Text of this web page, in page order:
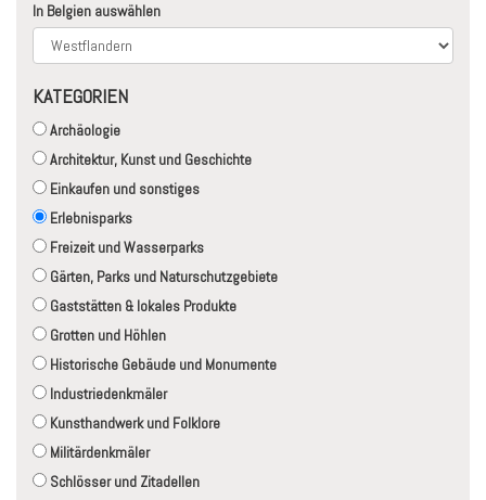
In Belgien auswählen
KATEGORIEN
Archäologie
Architektur, Kunst und Geschichte
Einkaufen und sonstiges
Erlebnisparks
Freizeit und Wasserparks
Gärten, Parks und Naturschutzgebiete
Gaststätten & lokales Produkte
Grotten und Höhlen
Historische Gebäude und Monumente
Industriedenkmäler
Kunsthandwerk und Folklore
Militärdenkmäler
Schlösser und Zitadellen